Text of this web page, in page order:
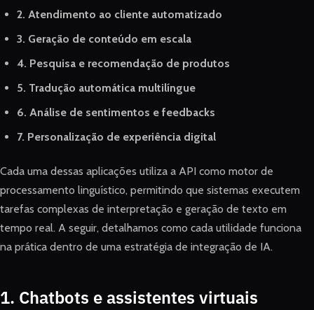
2. Atendimento ao cliente automatizado
3. Geração de conteúdo em escala
4. Pesquisa e recomendação de produtos
5. Tradução automática multilíngue
6. Análise de sentimentos e feedbacks
7. Personalização de experiência digital
Cada uma dessas aplicações utiliza a API como motor de
processamento linguístico, permitindo que sistemas executem
tarefas complexas de interpretação e geração de texto em
tempo real. A seguir, detalhamos como cada utilidade funciona
na prática dentro de uma estratégia de integração de IA.
1. Chatbots e assistentes virtuais